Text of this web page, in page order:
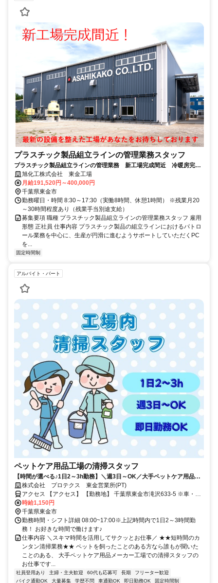
プラスチック製品組立ラインの管理業務スタッフ
プラスチック製品組立ラインの管理業務 新工場完成間近 冷暖房完
備 あなたも安定企業で一緒に成長しよう
旭化工株式会社 東金工場
月給191,520円～400,000円
千葉県東金市
勤務曜日・時間 8:30～17:30（実働8時間、休憩1時間） ※残業月20
～30時間程度あり（残業手当別途支給）
募集要項 職種 プラスチック製品組立ラインの管理業務スタッフ 雇用
形態 正社員 仕事内容 プラスチック製品の組立ラインにおけるパトロ
ール業務を中心に、生産が円滑に進むようサポートしていただくPC
を...
固定時間制
アルバイト・パート
ペットケア用品工場の清掃スタッフ
【時間が選べる♪1日2～3h勤務】＼週3日～OK／大手ペットケア用品工
場の清掃スタッフ＠東金市滝沢★幅広い世代が活躍中！即日入社可能！
かんたんWEB面接OK！（PT）
株式会社 プロテクス 東金営業所(PT)
アクセス 【アクセス】 【勤務地】 千葉県東金市滝沢633-5 ※車・バ
イク・自転車通勤OK 【株式会社プロテクス 東金営業所】 千葉県東金
市滝沢633-5
時給1,150円
千葉県東金市
勤務時間・シフト詳細 08:00~17:00※上記時間内で1日2～3時間勤
務！ お好きな時間で働けます♪
仕事内容 ＼スキマ時間を活用してサクッとお仕事／ ★★短時間のカ
ンタン清掃業務★★ ペットを飼ったことのある方なら誰もが聞いた
ことのある、 大手ペットケア用品メーカー工場での清掃スタッフの
お仕事です...
社員登用あり 主婦・主夫歓迎 60代も応募可 長期
フリーター歓迎
バイク通勤OK
大量募集 学歴不問 車通勤OK 即日勤務OK 固定時間制